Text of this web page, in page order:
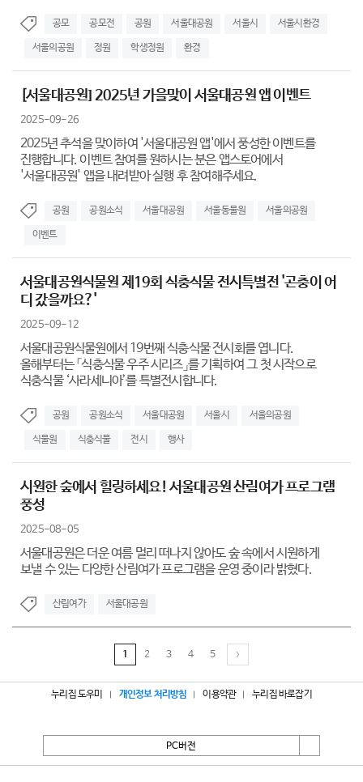
공모 공모전 공원 서울대공원 서울시 서울시환경
서울의공원 정원 학생정원 환경
[서울대공원] 2025년 가을맞이 서울대공원 앱 이벤트
2025-09-26
2025년 추석을 맞이하여 '서울대공원 앱'에서 풍성한 이벤트를
진행합니다. 이벤트 참여를 원하시는 분은 앱스토어에서
'서울대공원' 앱을 내려받아 실행 후 참여해주세요.
공원 공원소식 서울대공원 서울동물원 서울의공원
이벤트
서울대공원식물원 제19회 식충식물 전시특별전 '곤충이 어
디 갔을까요?'
2025-09-12
서울대공원식물원에서 19번째 식충식물 전시회를 엽니다.
올해부터는 「식충식물 우주 시리즈」를 기획하여 그 첫 시작으로
식충식물 ‘사라세니아’를 특별전시합니다.
공원 공원소식 서울대공원 서울시 서울의공원
식물원 식충식물 전시 행사
시원한 숲에서 힐링하세요! 서울대공원 산림여가 프로그램
풍성
2025-08-05
서울대공원은 더운 여름 멀리 떠나지 않아도 숲 속에서 시원하게
보낼 수 있는 다양한 산림여가 프로그램을 운영 중이라 밝혔다.
산림여가 서울대공원
1 2 3 4 5
누리집 도우미 개인정보 처리방침 이용약관 누리집 바로잡기
PC버전